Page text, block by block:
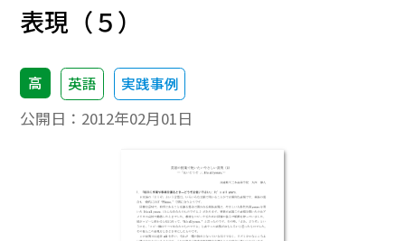
表現（５）
高 英語 実践事例
公開日： 2012年02月01日